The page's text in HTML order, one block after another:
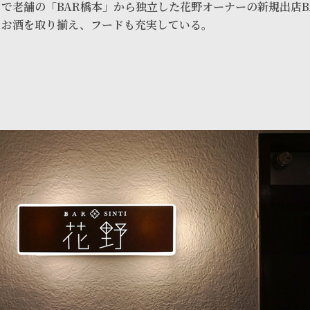
で老舗の「BAR橋本」から独立した花野オーナーの新規出店
酒を取り揃え、フードも充実している。